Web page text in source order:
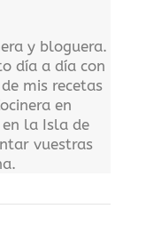
y bloguera.
día a día con
mis recetas
en
la Isla de
vuestras